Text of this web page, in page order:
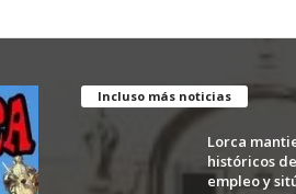
Incluso más noticias
Lorca
históricos
empleo y